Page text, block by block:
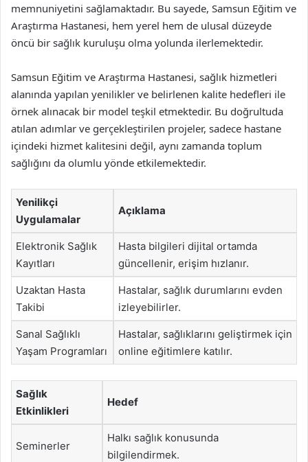
memnuniyetini sağlamaktadır. Bu sayede, Samsun Eğitim ve
Araştırma Hastanesi, hem yerel hem de ulusal düzeyde
öncü bir sağlık kuruluşu olma yolunda ilerlemektedir.
Samsun Eğitim ve Araştırma Hastanesi, sağlık hizmetleri
alanında yapılan yenilikler ve belirlenen kalite hedefleri ile
örnek alınacak bir model teşkil etmektedir. Bu doğrultuda
atılan adımlar ve gerçekleştirilen projeler, sadece hastane
içindeki hizmet kalitesini değil, aynı zamanda toplum
sağlığını da olumlu yönde etkilemektedir.
Yenilikçi
Uygulamalar
Açıklama
Elektronik Sağlık
Kayıtları
Hasta bilgileri dijital ortamda
güncellenir, erişim hızlanır.
Uzaktan Hasta
Takibi
Hastalar, sağlık durumlarını evden
izleyebilirler.
Sanal Sağlıklı
Yaşam Programları
Hastalar, sağlıklarını geliştirmek için
online eğitimlere katılır.
Sağlık
Etkinlikleri
Hedef
Seminerler
Halkı sağlık konusunda
bilgilendirmek.